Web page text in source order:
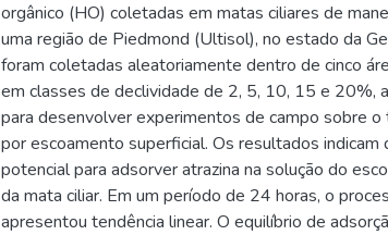
orgânico (HO) coletadas em matas ciliares de
uma região de Piedmond (Ultisol), no estado da
foram coletadas aleatoriamente dentro de cinco
em classes de declividade de 2, 5, 10, 15 e 20%,
para desenvolver experimentos de campo sobre
por escoamento superficial. Os resultados indicam
potencial para adsorver atrazina na solução do
da mata ciliar. Em um período de 24 horas, o
apresentou tendência linear. O equilíbrio de